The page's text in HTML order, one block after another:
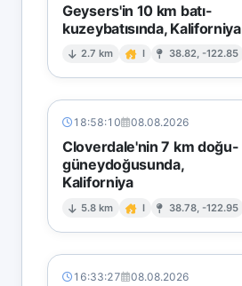
Geysers'in 10 km batı-
kuzeybatısında, Kaliforniya
2.7 km I 38.82, -122.85
18:58:10 08.08.2026
Cloverdale'nin 7 km doğu-
güneydoğusunda,
Kaliforniya
5.8 km I 38.78, -122.95
16:33:27 08.08.2026